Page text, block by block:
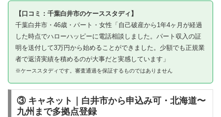
【口コミ：千葉白井市のケーススタディ】
千葉白井市・46歳・パート・女性「自己破産から1年4ヶ月が経過
した時点でハローハッピーに電話相談しました。パート収入の証
明を送付して3万円から始めることができました。少額でも正規業
者で返済実績を積めるのが大事だと実感しています」
※ケーススタディです。審査通過を保証するものではありません
③ キャネット｜白井市から申込み可・北海道〜
九州まで多拠点登録